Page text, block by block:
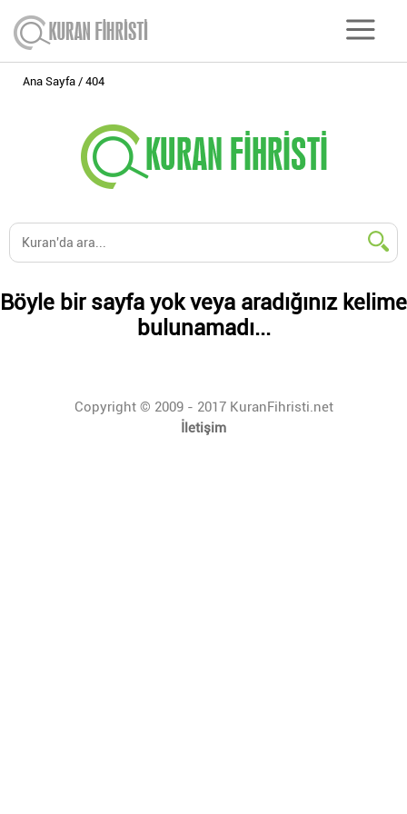
Ana Sayfa 404
Böyle bir sayfa yok veya aradığınız kelime
bulunamadı...
Copyright © 2009 - 2017 KuranFihristi.net
İletişim